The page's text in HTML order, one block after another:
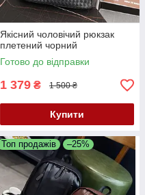
Якісний чоловічий рюкзак
плетений чорний
Готово до відправки
1 379 ₴ 1 500 ₴
Купити
Топ продажів –25%